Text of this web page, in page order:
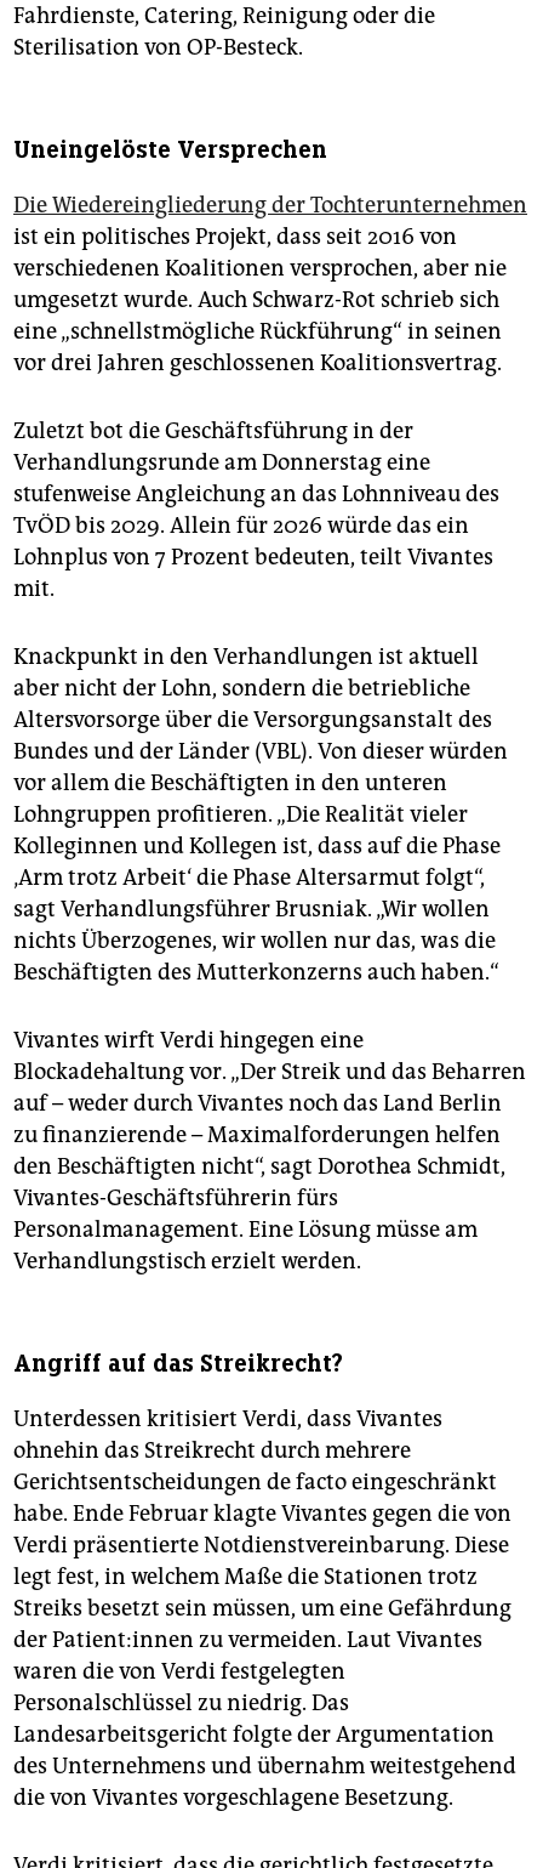
Fahrdienste, Catering, Reinigung oder die
Sterilisation von OP-Besteck.
Uneingelöste Versprechen
Die Wiedereingliederung der Tochterunternehmen
ist ein politisches Projekt, dass seit 2016 von
verschiedenen Koalitionen versprochen, aber nie
umgesetzt wurde. Auch Schwarz-Rot schrieb sich
eine „schnellstmögliche Rückführung“ in seinen
vor drei Jahren geschlossenen Koalitionsvertrag.
Zuletzt bot die Geschäftsführung in der
Verhandlungsrunde am Donnerstag eine
stufenweise Angleichung an das Lohnniveau des
TvÖD bis 2029. Allein für 2026 würde das ein
Lohnplus von 7 Prozent bedeuten, teilt Vivantes
mit.
Knackpunkt in den Verhandlungen ist aktuell
aber nicht der Lohn, sondern die betriebliche
Altersvorsorge über die Versorgungsanstalt des
Bundes und der Länder (VBL). Von dieser würden
vor allem die Beschäftigten in den unteren
Lohngruppen profitieren. „Die Realität vieler
Kolleginnen und Kollegen ist, dass auf die Phase
‚Arm trotz Arbeit‘ die Phase Altersarmut folgt“,
sagt Verhandlungsführer Brusniak. „Wir wollen
nichts Überzogenes, wir wollen nur das, was die
Beschäftigten des Mutterkonzerns auch haben.“
Vivantes wirft Verdi hingegen eine
Blockadehaltung vor. „Der Streik und das Beharren
auf – weder durch Vivantes noch das Land Berlin
zu finanzierende – Maximalforderungen helfen
den Beschäftigten nicht“, sagt Dorothea Schmidt,
Vivantes-Geschäftsführerin fürs
Personalmanagement. Eine Lösung müsse am
Verhandlungstisch erzielt werden.
Angriff auf das Streikrecht?
Unterdessen kritisiert Verdi, dass Vivantes
ohnehin das Streikrecht durch mehrere
Gerichtsentscheidungen de facto eingeschränkt
habe. Ende Februar klagte Vivantes gegen die von
Verdi präsentierte Notdienstvereinbarung. Diese
legt fest, in welchem Maße die Stationen trotz
Streiks besetzt sein müssen, um eine Gefährdung
der Pa­ti­en­t:in­nen zu vermeiden. Laut Vivantes
waren die von Verdi festgelegten
Personalschlüssel zu niedrig. Das
Landesarbeitsgericht folgte der Argumentation
des Unternehmens und übernahm weitestgehend
die von Vivantes vorgeschlagene Besetzung.